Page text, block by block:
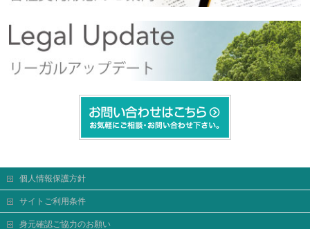
個人情報保護方針
サイトご利用条件
身元確認ご協力のお願い